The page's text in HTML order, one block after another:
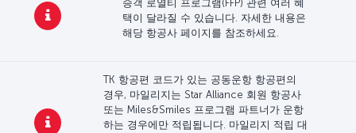
승객 로열티 프로그램(FFP) 관련 여러 혜
택이 달라질 수 있습니다. 자세한 내용은
해당 항공사 페이지를 참조하세요.
TK 항공편 코드가 있는 공동운항 항공편의
경우, 마일리지는 Star Alliance 회원 항공사
또는 Miles&Smiles 프로그램 파트너가 운항
하는 경우에만 적립됩니다. 마일리지 적립 대